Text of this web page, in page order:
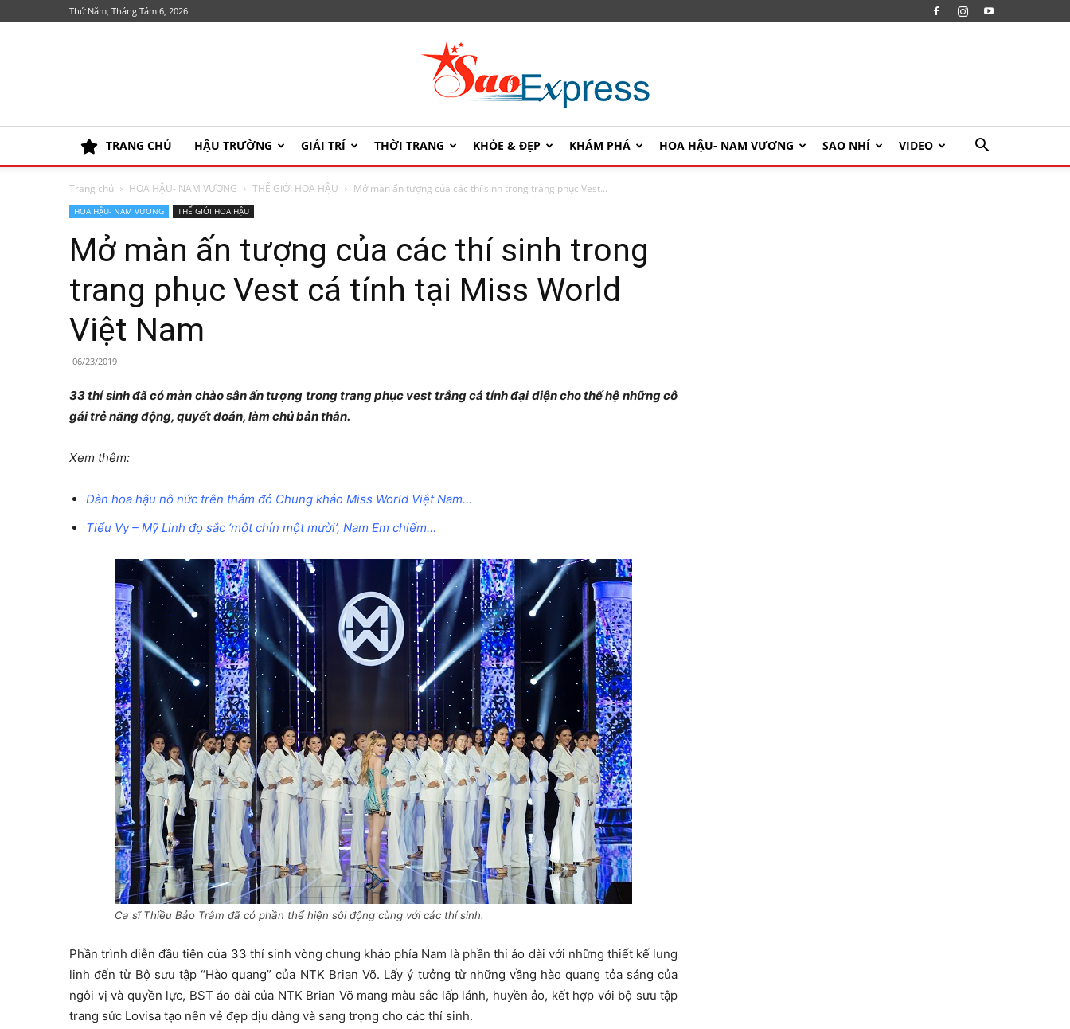
Thứ Năm, Tháng Tám 6, 2026
SaoExpress
TRANG CHỦ HẬU TRƯỜNG GIẢI TRÍ THỜI TRANG KHỎE & ĐẸP KHÁM PHÁ HOA HẬU- NAM VƯƠNG SAO NHÍ VIDEO
Trang chủ HOA HẬU- NAM VƯƠNG THẾ GIỚI HOA HẬU Mở màn ấn tượng của các thí sinh trong trang phục Vest...
HOA HẬU- NAM VƯƠNG THẾ GIỚI HOA HẬU
Mở màn ấn tượng của các thí sinh trong
trang phục Vest cá tính tại Miss World
Việt Nam
06/23/2019
33 thí sinh đã có màn chào sân ấn tượng trong trang phục vest trắng cá tính đại diện cho thế hệ những cô
gái trẻ năng động, quyết đoán, làm chủ bản thân.
Xem thêm:
Dàn hoa hậu nô nức trên thảm đỏ Chung khảo Miss World Việt Nam…
Tiểu Vy – Mỹ Linh đọ sắc ‘một chín một mười’, Nam Em chiếm…
Ca sĩ Thiều Bảo Trâm đã có phần thể hiện sôi động cùng với các thí sinh.
Phần trình diễn đầu tiên của 33 thí sinh vòng chung khảo phía Nam là phần thi áo dài với những thiết kế lung
linh đến từ Bộ sưu tập “Hào quang” của NTK Brian Võ. Lấy ý tưởng từ những vầng hào quang tỏa sáng của
ngôi vị và quyền lực, BST áo dài của NTK Brian Võ mang màu sắc lấp lánh, huyền ảo, kết hợp với bộ sưu tập
trang sức Lovisa tạo nên vẻ đẹp dịu dàng và sang trọng cho các thí sinh.